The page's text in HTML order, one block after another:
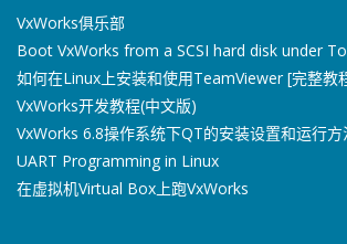
VxWorks俱乐部
Boot VxWorks from a SCSI hard disk under
如何在Linux上安装和使用TeamViewer [完整教
VxWorks开发教程(中文版)
VxWorks 6.8操作系统下QT的安装设置和运行方
UART Programming in Linux
在虚拟机Virtual Box上跑VxWorks